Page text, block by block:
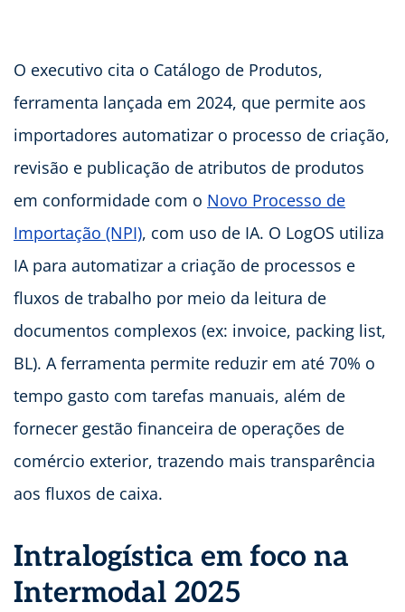
O executivo cita o Catálogo de Produtos,
ferramenta lançada em 2024, que permite aos
importadores automatizar o processo de criação,
revisão e publicação de atributos de produtos
em conformidade com o Novo Processo de
Importação (NPI), com uso de IA. O LogOS utiliza
IA para automatizar a criação de processos e
fluxos de trabalho por meio da leitura de
documentos complexos (ex: invoice, packing list,
BL). A ferramenta permite reduzir em até 70% o
tempo gasto com tarefas manuais, além de
fornecer gestão financeira de operações de
comércio exterior, trazendo mais transparência
aos fluxos de caixa.
Intralogística em foco na
Intermodal 2025